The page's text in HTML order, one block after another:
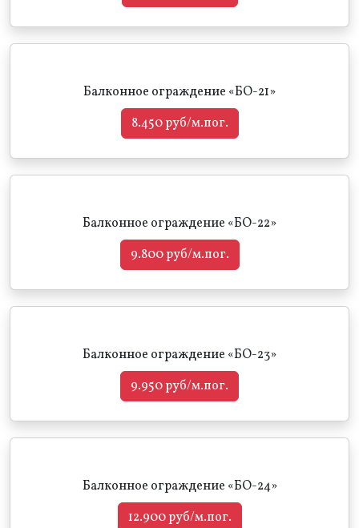
Балконное ограждение «БО-21»
8.450 руб/м.пог.
Балконное ограждение «БО-22»
9.800 руб/м.пог.
Балконное ограждение «БО-23»
9.950 руб/м.пог.
Балконное ограждение «БО-24»
12.900 руб/м.пог.